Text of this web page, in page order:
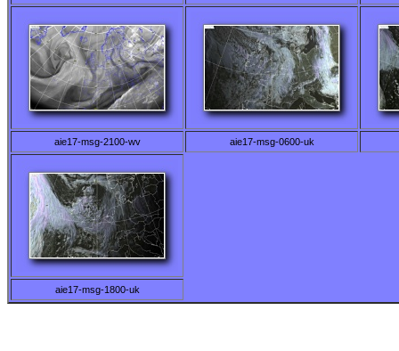
aie17-msg-2100-wv aie17-msg-0600-uk
aie17-msg-1800-uk